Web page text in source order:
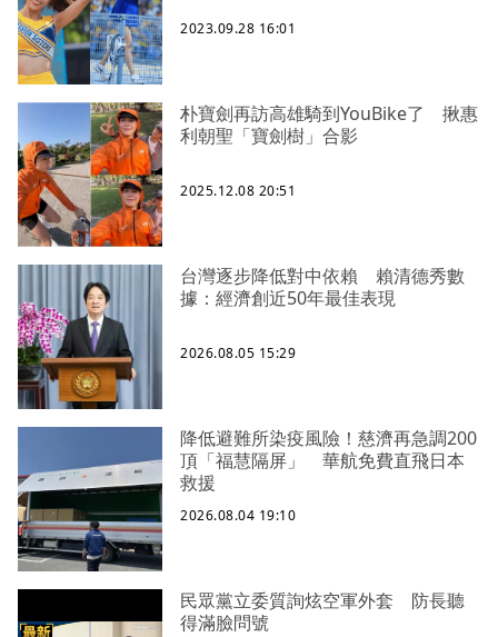
2023.09.28 16:01
朴寶劍再訪高雄騎到YouBike了 揪惠
利朝聖「寶劍樹」合影
2025.12.08 20:51
台灣逐步降低對中依賴 賴清德秀數
據：經濟創近50年最佳表現
2026.08.05 15:29
降低避難所染疫風險！慈濟再急調200
頂「福慧隔屏」 華航免費直飛日本
救援
2026.08.04 19:10
民眾黨立委質詢炫空軍外套 防長聽
得滿臉問號